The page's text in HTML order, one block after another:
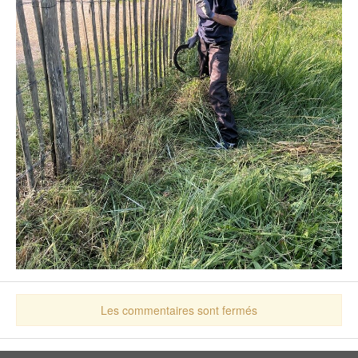
Les commentaires sont fermés